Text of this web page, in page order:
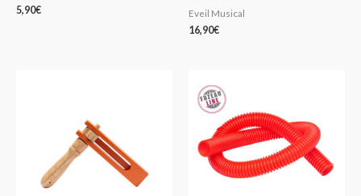
5,90€ Eveil Musical
16,90€